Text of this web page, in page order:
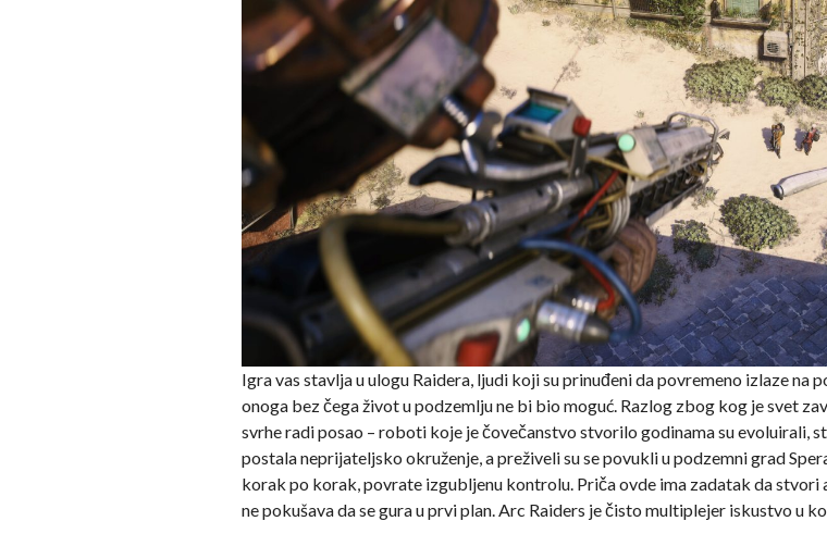
Igra vas stavlja u ulogu Raidera, ljudi koji su prinuđeni da povremeno izlaze na
onoga bez čega život u podzemlju ne bi bio moguć. Razlog zbog kog je svet
svrhe radi posao – roboti koje je čovečanstvo stvorilo godinama su evoluirali,
postala neprijateljsko okruženje, a preživeli su se povukli u podzemni grad
korak po korak, povrate izgubljenu kontrolu. Priča ovde ima zadatak da
ne pokušava da se gura u prvi plan. Arc Raiders je čisto multiplejer iskustvo u